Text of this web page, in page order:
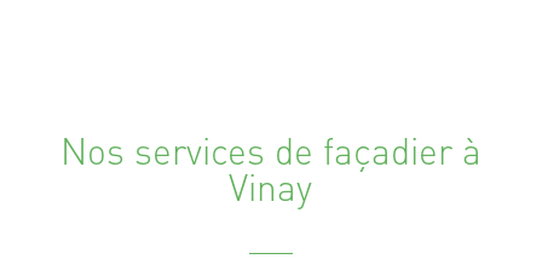
Nos services de façadier à
Vinay